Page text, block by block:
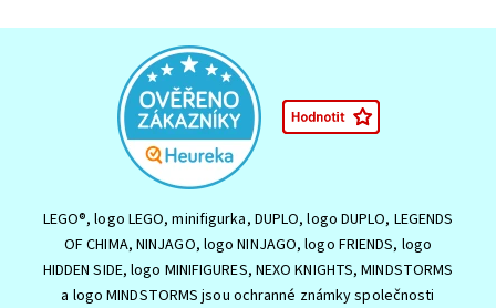
LEGO®, logo LEGO, minifigurka, DUPLO, logo DUPLO, LEGENDS
OF CHIMA, NINJAGO, logo NINJAGO, logo FRIENDS, logo
HIDDEN SIDE, logo MINIFIGURES, NEXO KNIGHTS, MINDSTORMS
a logo MINDSTORMS jsou ochranné známky společnosti